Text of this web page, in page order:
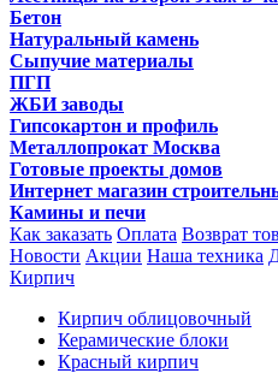
Бетон
Натуральный камень
Сыпучие материалы
ПГП
ЖБИ заводы
Гипсокартон и профиль
Металлопрокат Москва
Готовые проекты домов
Интернет магазин
Камины и печи
Как заказать Оплата Возврат
Новости Акции Наша техника
Кирпич
Кирпич облицовочный
Керамические блоки
Красный кирпич